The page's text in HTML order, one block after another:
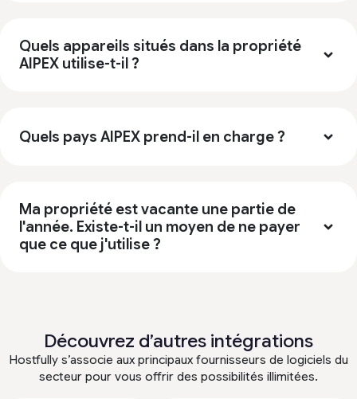
Quels appareils situés dans la propriété
AIPEX utilise-t-il ?
Quels pays AIPEX prend-il en charge ?
Ma propriété est vacante une partie de
l'année. Existe-t-il un moyen de ne payer
que ce que j'utilise ?
Découvrez d’autres intégrations
Hostfully s’associe aux principaux fournisseurs de logiciels du
secteur pour vous offrir des possibilités illimitées.